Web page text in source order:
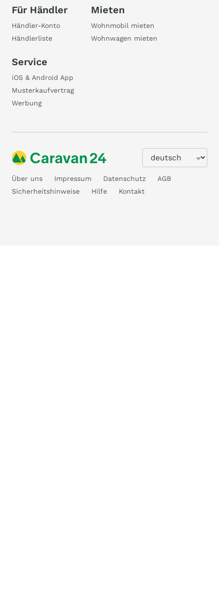
Für Händler
Händler-Konto
Händlerliste
Mieten
Wohnmobil mieten
Wohnwagen mieten
Service
iOS & Android App
Musterkaufvertrag
Werbung
Über uns Impressum Datenschutz
AGB
Sicherheitshinweise
Hilfe Kontakt